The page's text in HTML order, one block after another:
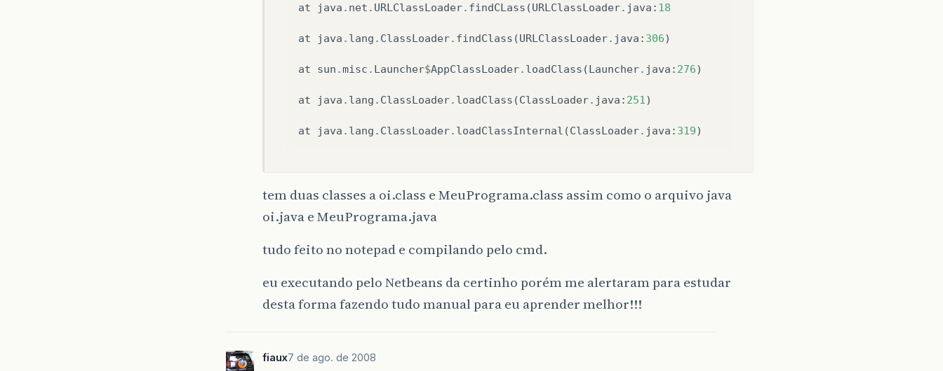
at java . net . URLClassLoader. findCLass (URLClassLoader. java : 18
at java . lang . ClassLoader. findClass (URLClassLoader. java : 306)
at sun .misc . Launcher$AppClassLoader. loadClass (Launcher. java : 276)
at java . lang . ClassLoader. loadClass (ClassLoader. java : 251 )
at java . lang . ClassLoader. loadClassInternal (ClassLoader. java : 319)
tem duas classes a oi.class e MeuPrograma.class assim como o arquivo java
oi.java e MeuPrograma.java
tudo feito no notepad e compilando pelo cmd.
eu executando pelo Netbeans da certinho porém me alertaram para estudar
desta forma fazendo tudo manual para eu aprender melhor!!!
fiaux7 de ago. de 2008